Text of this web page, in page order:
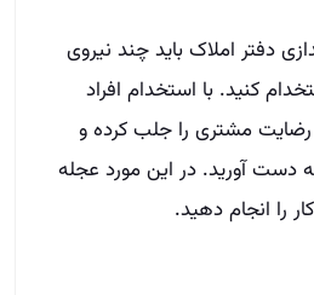
دفتر املاک باید چند نیروی
کنید. با استخدام افراد
مشتری را جلب کرده و
دست آورید. در این مورد عجله
را انجام دهید.